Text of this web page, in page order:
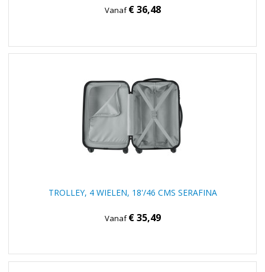
Vanaf€ 36,48
TROLLEY, 4 WIELEN, 18'/46 CMS SERAFINA
Vanaf€ 35,49